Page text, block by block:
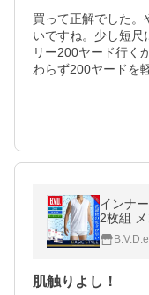
買って正解でした。
いですね。少し短尺
リー200ヤード行く
わらず200ヤードを
インナ
2枚組
速乾
アンダ
肌触りよし！